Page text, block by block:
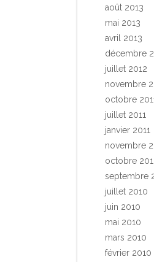
août 2013
mai 2013
avril 2013
décembre
juillet 2012
novembre
octobre
juillet 2011
janvier 2011
novembre
octobre
septembre
juillet 2010
juin 2010
mai 2010
mars 2010
février 2010